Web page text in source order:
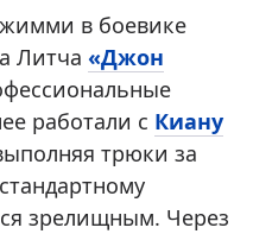
в боевике
Литча «Джон
работали с Киану
трюки за
зрелищным. Через